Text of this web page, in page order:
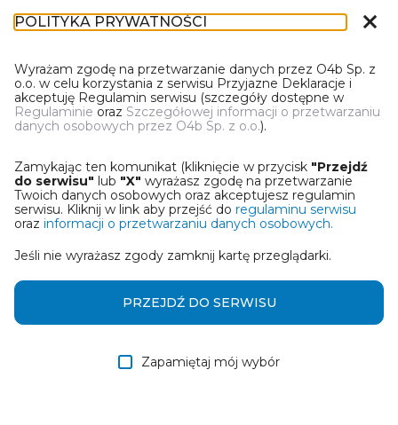
WYBIERZ JEDNĄ Z OPCJI
Utwórz informację z wykorzystaniem kreatora online
Przywróć ostatnią informację
Wczytaj informację z pliku roboczego DEK
w formie pliku roboczego DEK
POLITYKA PRYWATNOŚCI close
Wyrażam zgodę na przetwarzanie danych przez O4b Sp. z
o.o. w celu korzystania z serwisu Przyjazne Deklaracje i
akceptuję Regulamin serwisu (szczegóły dostępne w
Regulaminie oraz Szczegółowej informacji o przetwarzaniu
danych osobowych przez O4b Sp. z o.o.).
Zamykając ten komunikat (kliknięcie w przycisk "Przejdź
do serwisu" lub "X" wyrażasz zgodę na przetwarzanie
Twoich danych osobowych oraz akceptujesz regulamin
serwisu. Kliknij w link aby przejść do regulaminu serwisu
oraz informacji o przetwarzaniu danych osobowych.
Jeśli nie wyrażasz zgody zamknij kartę przeglądarki.
Zapamiętaj mój wybór
PRZEJDŹ DO SERWISU